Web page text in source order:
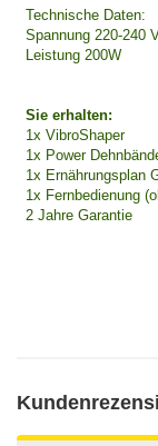
Technische Daten:
Spannung 220-240
Leistung 200W
Sie erhalten:
1x VibroShaper
1x Power
1x Ernährungsplan
1x Fernbedienung
2 Jahre Garantie